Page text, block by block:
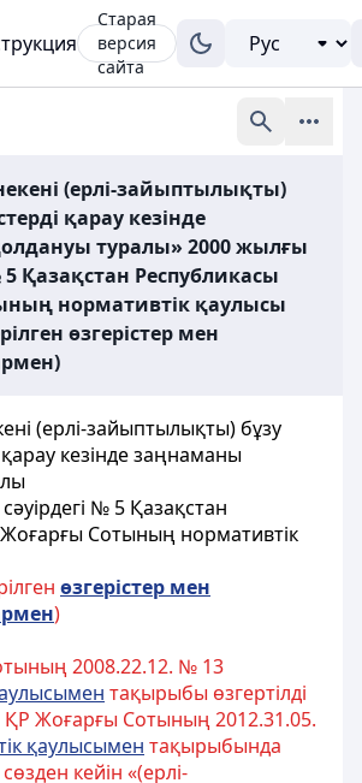
Старая
версия
сайта
(ерлі-зайыптылықты)
қарау кезінде
туралы» 2000 жылғы
5 Қазақстан Республикасы
нормативтік қаулысы
өзгерістер мен
(ерлі-зайыптылықты) бұзу
кезінде заңнаманы
№ 5 Қазақстан
Сотының нормативтік
өзгерістер мен
)
2008.22.12. № 13
тақырыбы өзгертілді
ҚР Жоғарғы Сотының 2012.31.05.
қаулысымен тақырыбында
кейін «(ерлі-